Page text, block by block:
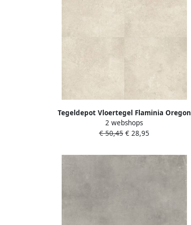
Tegeldepot Vloertegel Flaminia Oregon
Ivory 60x60 cm Gerectificeerd
(Doosinhoud 1.44 m2)
2 webshops
€ 50,45€ 28,95